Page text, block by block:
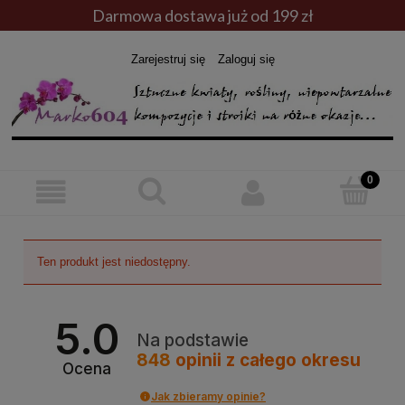
Darmowa dostawa już od 199 zł
Zarejestruj się Zaloguj się
Ten produkt jest niedostępny.
5.0
Ocena
Na podstawie
848 opinii z całego okresu
Jak zbieramy opinie?